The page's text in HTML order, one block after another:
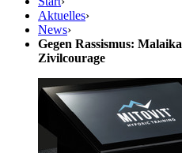
Aktuelles›
News›
Gegen Rassismus:
Zivilcourage